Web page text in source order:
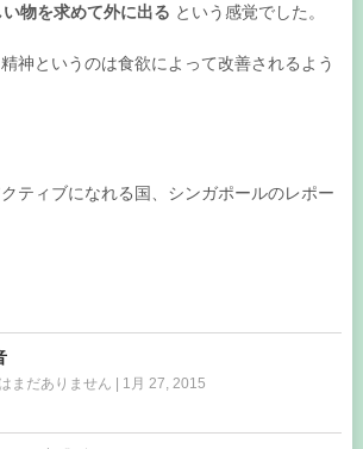
物を求めて外に出る という感覚でした。
神というのは食欲によって改善されるよう
ティブになれる国、シンガポールのレポー
まだありません | 1月 27, 2015